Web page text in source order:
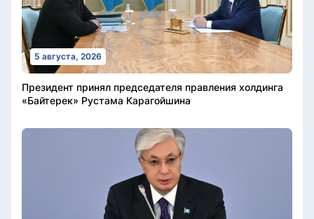
5 августа, 2026
Президент принял председателя правления холдинга
«Байтерек» Рустама Карагойшина